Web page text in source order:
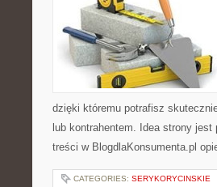
dzięki któremu potrafisz
lub kontrahentem. Idea strony
treści w BlogdlaKonsumenta.pl
CATEGORIES: SERYKORYCINSKIE